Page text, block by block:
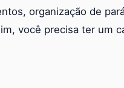
organização de
você precisa ter um